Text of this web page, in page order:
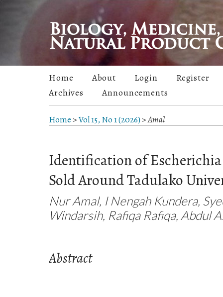
Home About Login
Register
Archives
Announcements
Home >Vol 15, No 1 (2026)>Amal
Identification of
Sold Around Tadulako
Nur Amal, I Nengah Kundera,
Windarsih, Rafiqa Rafiqa, Abdul
Abstract